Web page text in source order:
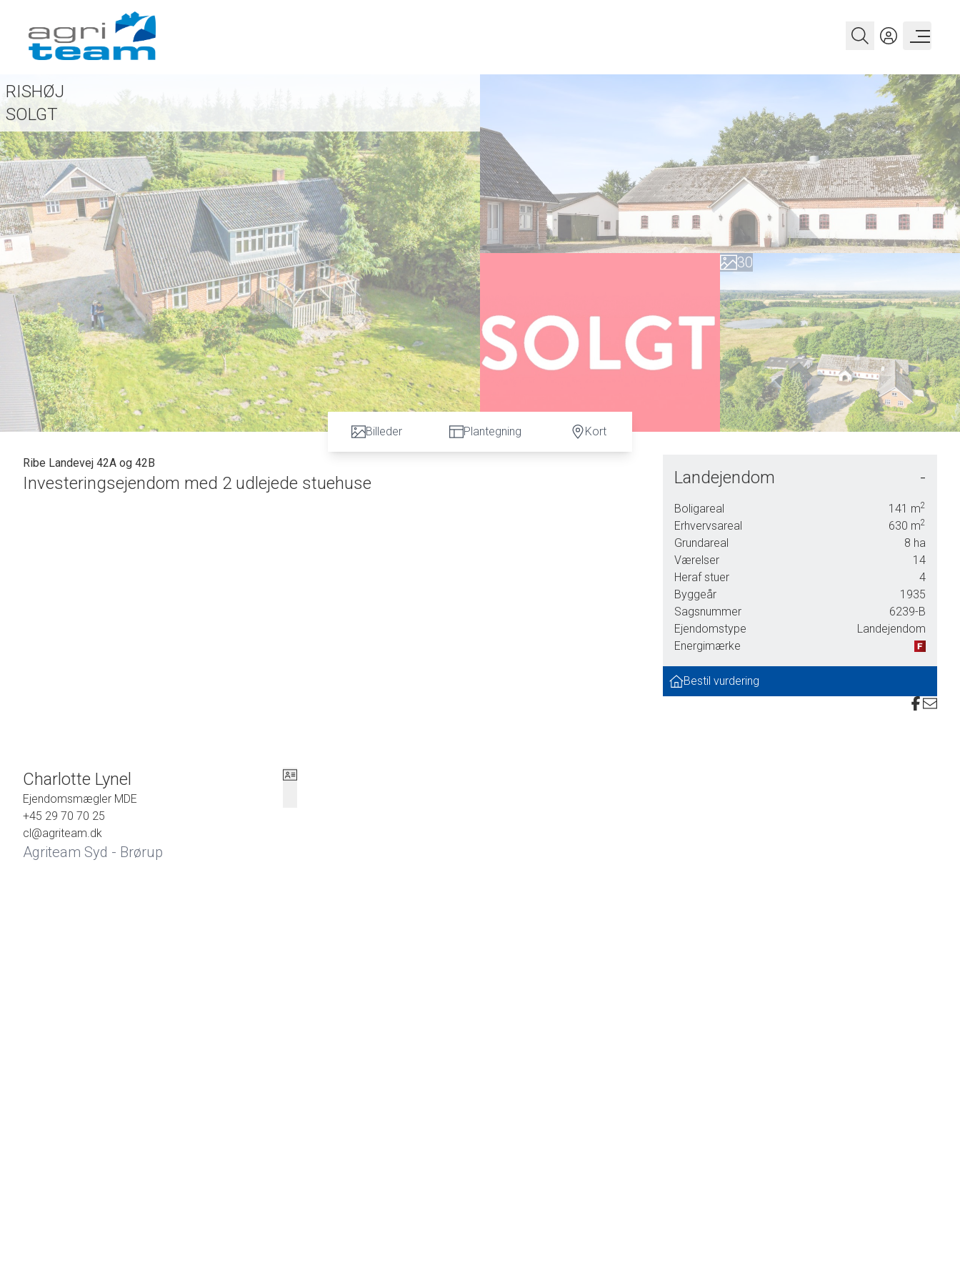
RISHØJ
SOLGT
0
2
3
5
6
7
8
9
0
2
3
4
5
6
7
8
9
Billeder Plantegning Kort
Ribe Landevej 42A og 42B
Investeringsejendom med 2 udlejede stuehuse Landejendom -
Boligareal 141 m2
Erhvervsareal 630 m2
Grundareal 8 ha
Værelser
14
Heraf stuer
4
Byggeår
1935
Sagsnummer
6239-B
Ejendomstype
Landejendom
Energimærke
Bestil vurdering
Charlotte Lynel
Ejendomsmægler MDE
+45 29 70 70 25
cl@agriteam.dk
Agriteam Syd - Brørup